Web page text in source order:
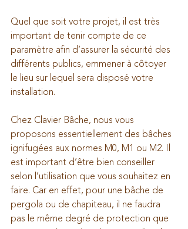
Quel que soit votre projet, il est très
important de tenir compte de ce
paramètre afin d’assurer la sécurité des
différents publics, emmener à côtoyer
le lieu sur lequel sera disposé votre
installation.
Chez Clavier Bâche, nous vous
proposons essentiellement des bâches
ignifugées aux normes M0, M1 ou M2. Il
est important d’être bien conseiller
selon l’utilisation que vous souhaitez en
faire. Car en effet, pour une bâche de
pergola ou de chapiteau, il ne faudra
pas le même degré de protection que